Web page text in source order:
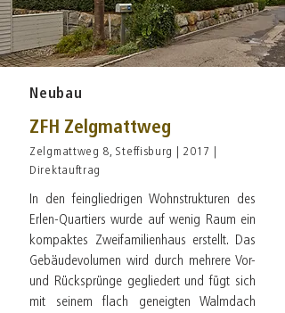
Neubau
ZFH Zelgmattweg
Zelgmattweg 8, Steffisburg | 2017 |
Direktauftrag
In den feingliedrigen Wohnstrukturen des
Erlen-Quartiers wurde auf wenig Raum ein
kompaktes Zweifamilienhaus erstellt. Das
Gebäudevolumen wird durch mehrere Vor-
und Rücksprünge gegliedert und fügt sich
mit seinem flach geneigten Walmdach